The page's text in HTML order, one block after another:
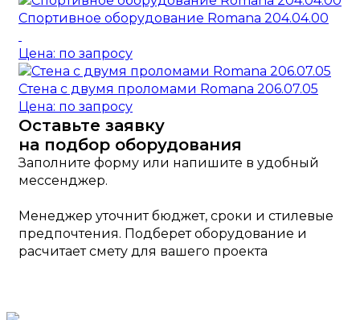
Спортивное оборудование Romana 204.04.00
Цена: по запросу
Стена с двумя проломами Romana 206.07.05
Цена: по запросу
Оставьте заявку
на подбор оборудования
Заполните форму или напишите в удобный
мессенджер.
Менеджер уточнит бюджет, сроки и стилевые
предпочтения. Подберет оборудование и
расчитает смету для вашего проекта